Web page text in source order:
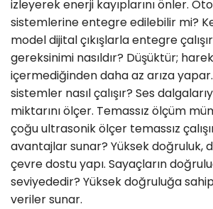
izleyerek enerji kayıplarını önler.
sistemlerine entegre edilebilir mi?
model dijital çıkışlarla entegre
gereksinimi nasıldır? Düşüktür;
içermediğinden daha az arıza
sistemler nasıl çalışır? Ses
miktarını ölçer. Temassız ölçüm
çoğu ultrasonik ölçer temassız
avantajlar sunar? Yüksek doğruluk,
çevre dostu yapı. Sayaçların
seviyededir? Yüksek doğruluğa
veriler sunar.